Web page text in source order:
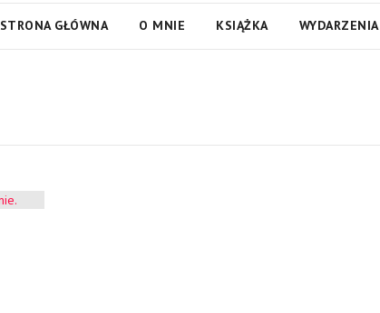
STRONA GŁÓWNA O MNIE KSIĄŻKA WYDARZENIA